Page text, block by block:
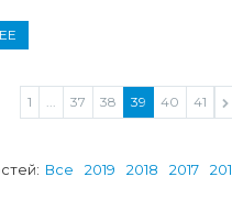
1 ... 37 38 39 40 41 ...
Все 2019 2018 2017